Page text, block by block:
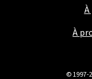
À
À
© 1997-